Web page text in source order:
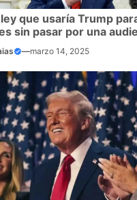
que usaría Trump
sin pasar por una
—marzo 14, 2025